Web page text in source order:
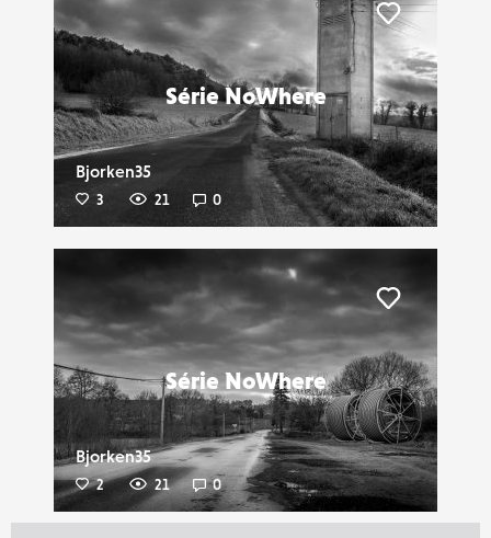
Série NoWhere
Bjorken35
3 21 0
Série NoWhere
Bjorken35
2 21 0
Liker